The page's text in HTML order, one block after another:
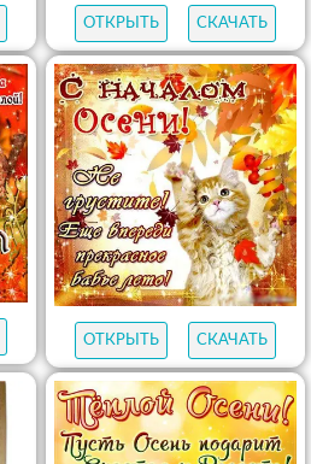
ОТКРЫТЬ СКАЧАТЬ
ОТКРЫТЬ СКАЧАТЬ